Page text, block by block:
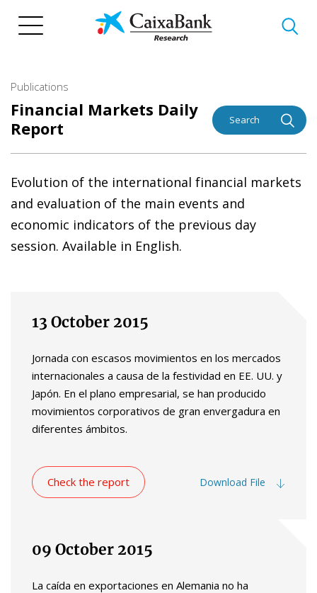
Publications
Financial Markets Daily
Report
Search
Evolution of the international financial markets
and evaluation of the main events and
economic indicators of the previous day
session. Available in English.
13 October 2015
Jornada con escasos movimientos en los mercados
internacionales a causa de la festividad en EE. UU. y
Japón. En el plano empresarial, se han producido
movimientos corporativos de gran envergadura en
diferentes ámbitos.
Check the report Download File
09 October 2015
La caída en exportaciones en Alemania no ha